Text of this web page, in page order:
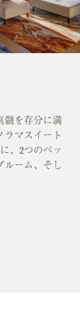
髄を存分に満
マスイート
、2つのベッ
ルーム、そし